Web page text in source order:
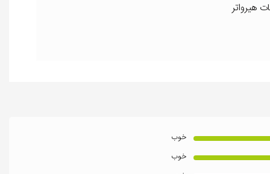
هیرواتر
خوب
خوب